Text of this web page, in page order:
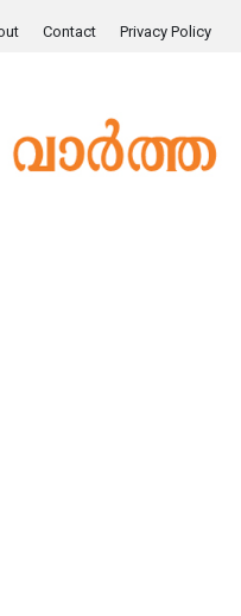
Contact Privacy Policy